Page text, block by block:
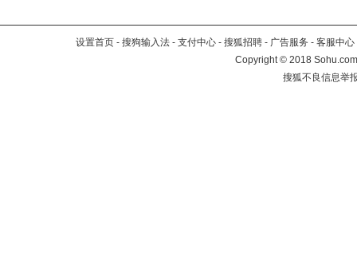
设置首页 - 搜狗输入法 - 支付中心 - 搜狐招聘 - 广告服务 - 客服中心
Copyright©2018
搜狐不良信息举